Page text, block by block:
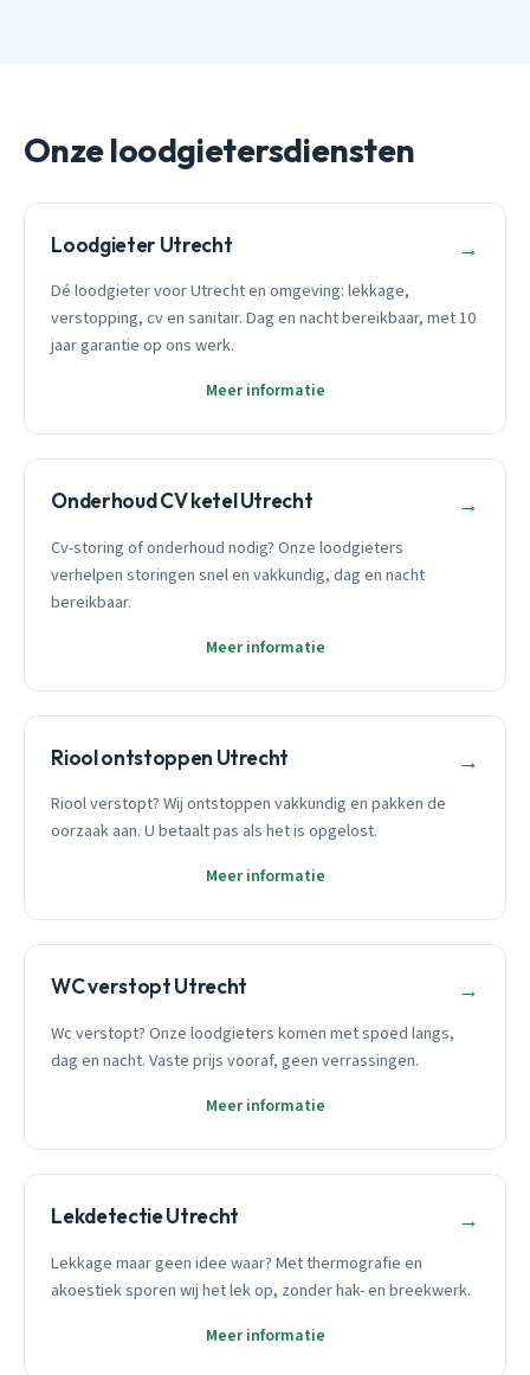
Onze loodgietersdiensten
Loodgieter Utrecht →
Dé loodgieter voor Utrecht en omgeving: lekkage,
verstopping, cv en sanitair. Dag en nacht bereikbaar, met 10
jaar garantie op ons werk.
Meer informatie
Onderhoud CV ketel Utrecht →
Cv-storing of onderhoud nodig? Onze loodgieters
verhelpen storingen snel en vakkundig, dag en nacht
bereikbaar.
Meer informatie
Riool ontstoppen Utrecht →
Riool verstopt? Wij ontstoppen vakkundig en pakken de
oorzaak aan. U betaalt pas als het is opgelost.
Meer informatie
WC verstopt Utrecht →
Wc verstopt? Onze loodgieters komen met spoed langs,
dag en nacht. Vaste prijs vooraf, geen verrassingen.
Meer informatie
Lekdetectie Utrecht →
Lekkage maar geen idee waar? Met thermografie en
akoestiek sporen wij het lek op, zonder hak- en breekwerk.
Meer informatie